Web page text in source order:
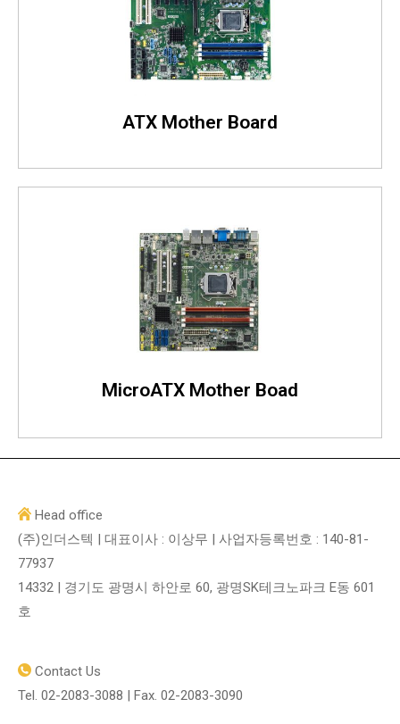
ATX Mother Board
mm이며 최대 7개의 확장 슬롯을 지원합니다. Intel
Core 계열 프로세서를 사용하는 어드밴텍 ATX 산업용
마더보드는 고성능을 실현하며, 폭넓은 컴퓨팅 능력을
제공합니다.
바로가기
MicroATX Mother Boad
어드밴텍은 MicroATX를 사용하는 산업용 미니 섀시에
대해 산업용 마더보드의 다양한 요구사항에 맞는 섀시
를 제공합니다. 파워 서플라이를 다양하게 선택할 수 있
으며 산업용
마더보드 섀시의 요구 사항을 만족시킵니다.
Head office
(주)인더스텍 | 대표이사 : 이상무 | 사업자등록번호 : 140-81-
77937
14332 | 경기도 광명시 하안로 60, 광명SK테크노파크 E동 601
호
Contact Us
Tel. 02-2083-3088 | Fax. 02-2083-3090